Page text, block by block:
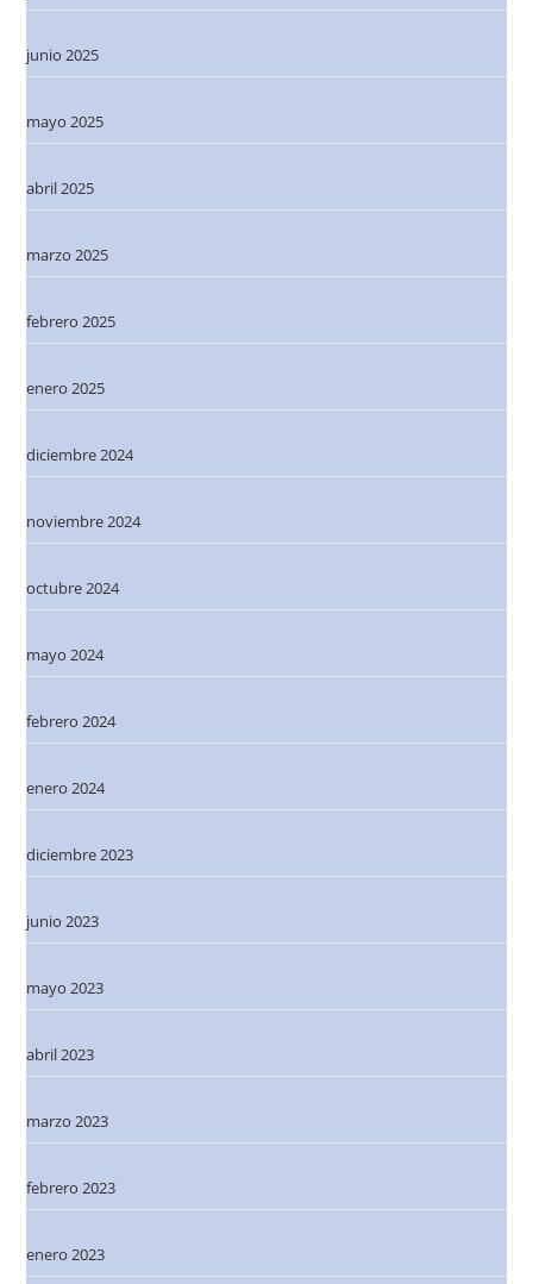
junio 2025
mayo 2025
abril 2025
marzo 2025
febrero 2025
enero 2025
diciembre 2024
noviembre 2024
octubre 2024
mayo 2024
febrero 2024
enero 2024
diciembre 2023
junio 2023
mayo 2023
abril 2023
marzo 2023
febrero 2023
enero 2023